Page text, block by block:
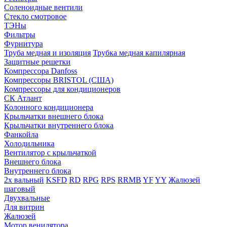
Соленоидные вентили
Стекло смотровое
ТЭНы
Фильтры
Фурнитура
Труба медная и изоляция Трубка медная капилярная
Защитные решетки
Компрессора Danfoss
Компрессоры BRISTOL (США)
Компрессоры для кондиционеров
СК Атлант
Колонного кондиционера
Крыльчатки внешнего блока
Крыльчатки внутреннего блока
Фанкойла
Холодильника
Вентилятор с крыльчаткой
Внешнего блока
Внутреннего блока
2х вальный KSFD RD RPG RPS RRMB YFYY Жалюзей
шаговый
Двухвальные
Для витрин
Жалюзей
Мотор венилятора